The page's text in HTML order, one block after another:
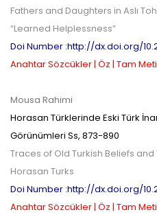
Fathers and Daughters in Aslı
“Learned Helplessness”
Doi Number :http://dx.doi.org/
Anahtar Sözcükler | Öz | Tam
Mousa Rahimi
Horasan Türklerinde Eski Türk
Görünümleri Ss, 873-890
Traces of Old Turkish Beliefs
Horasan Turks
Doi Number :http://dx.doi.org/
Anahtar Sözcükler | Öz | Tam